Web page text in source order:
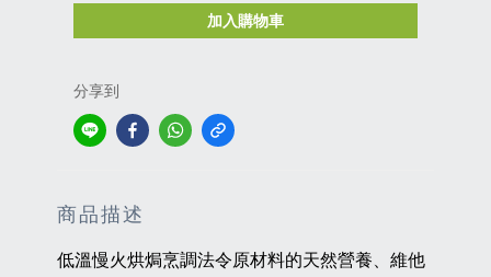
加入購物車
分享到
商品描述
低溫慢火烘焗烹調法令原材料的天然營養、維他